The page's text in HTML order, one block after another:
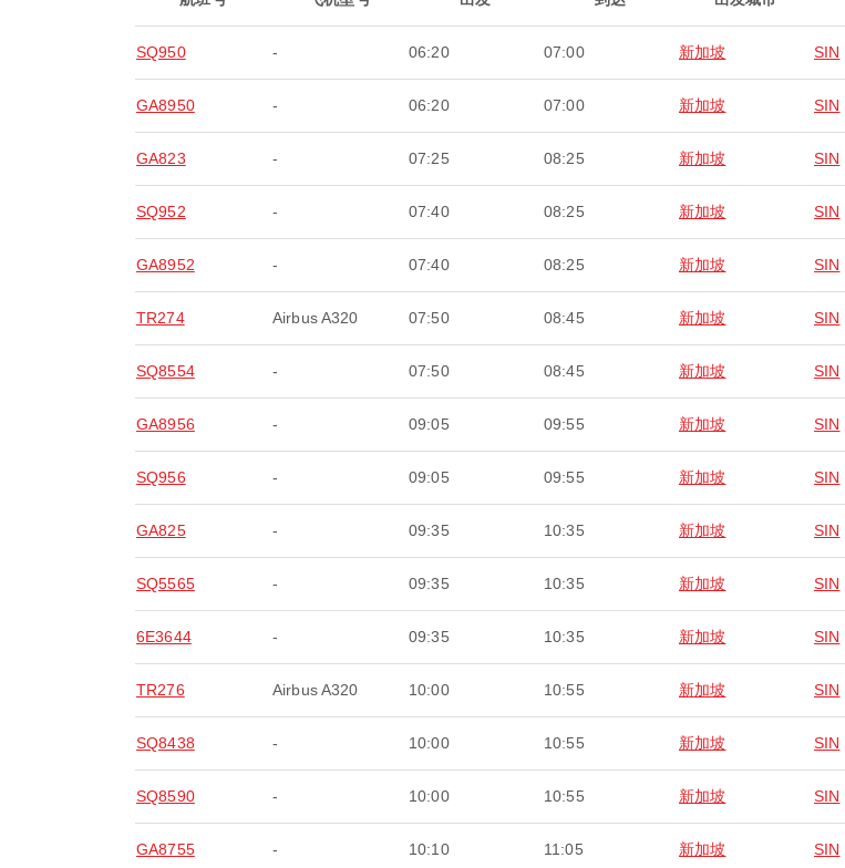
SQ950 - 06:20 07:00 新加坡 SIN
GA8950 - 06:20 07:00 新加坡 SIN
GA823 - 07:25 08:25 新加坡 SIN
SQ952 - 07:40 08:25 新加坡 SIN
GA8952 - 07:40 08:25 新加坡 SIN
TR274 Airbus A320 07:50 08:45 新加坡 SIN
SQ8554 - 07:50 08:45 新加坡 SIN
GA8956 - 09:05 09:55 新加坡 SIN
SQ956 - 09:05 09:55 新加坡 SIN
GA825 - 09:35 10:35 新加坡 SIN
SQ5565 - 09:35 10:35 新加坡 SIN
6E3644 - 09:35 10:35 新加坡 SIN
TR276 Airbus A320 10:00 10:55 新加坡 SIN
SQ8438 - 10:00 10:55 新加坡 SIN
SQ8590 - 10:00 10:55 新加坡 SIN
GA8755 - 10:10 11:05 新加坡 SIN